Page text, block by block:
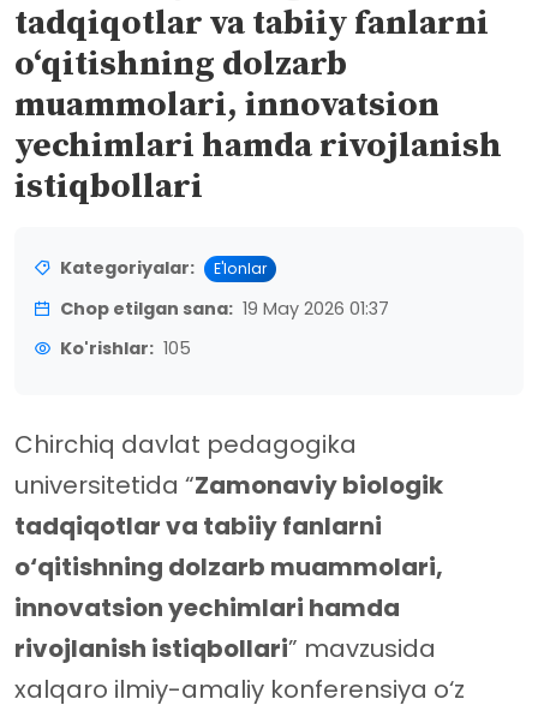
tadqiqotlar va tabiiy fanlarni
o‘qitishning dolzarb
muammolari, innovatsion
yechimlari hamda rivojlanish
istiqbollari
Kategoriyalar: E'lonlar
Chop etilgan sana: 19 May 2026 01:37
Ko'rishlar: 105
Chirchiq davlat pedagogika
universitetida “Zamonaviy biologik
tadqiqotlar va tabiiy fanlarni
o‘qitishning dolzarb muammolari,
innovatsion yechimlari hamda
rivojlanish istiqbollari” mavzusida
xalqaro ilmiy-amaliy konferensiya o‘z